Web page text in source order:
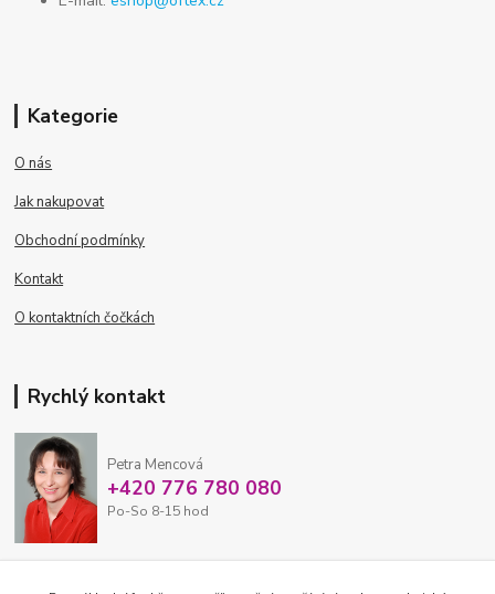
Kategorie
O nás
Jak nakupovat
Obchodní podmínky
Kontakt
O kontaktních čočkách
Rychlý kontakt
Petra Mencová
+420 776 780 080
Po-So 8-15 hod